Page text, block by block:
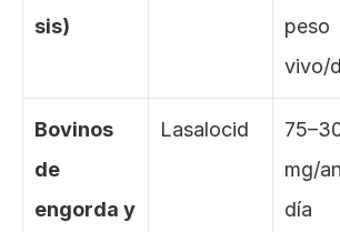
sis)
peso
vivo/
Bovinos
de
engorda y
Lasalocid
mg/
día